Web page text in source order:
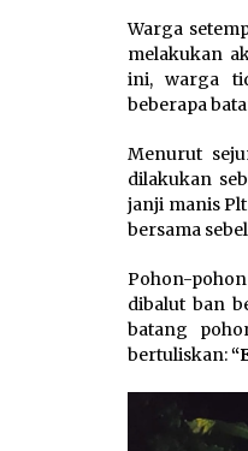
Warga
melakukan
ini, warga
beberapa
Menurut
dilakukan
janji manis
bersama
Pohon-
dibalut ban
batang
bertuliskan: